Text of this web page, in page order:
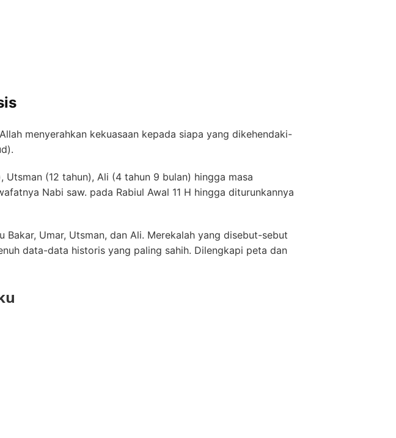
menyerahkan kekuasaan kepada siapa yang dikehendaki-
(12 tahun), Ali (4 tahun 9 bulan) hingga masa
Nabi saw. pada Rabiul Awal 11 H hingga diturunkannya
Umar, Utsman, dan Ali. Merekalah yang disebut-sebut
data-data historis yang paling sahih. Dilengkapi peta dan